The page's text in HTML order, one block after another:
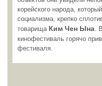
корейского народа,
социализма, крепко
товарища Ким Чен Ына .
кинофестиваль горячо
фестиваля.